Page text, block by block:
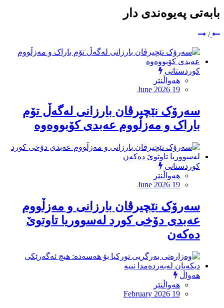
بابەتی پەیوەندی دار
/
کوردستانی
هەواڵنێر
June 2026 19
سەرۆک نێچیرڤان بارزانی له‌گه‌ڵ تۆم
باراک و مەزڵووم عەبدی کۆبووه‌وه‌
کوردستانی
هەواڵنێر
June 2026 19
سەرۆک نێچیرڤان بارزانی و مەزڵووم
عەبدی دۆخی کورد له‌سووریا تاوتوێ
ده‌که‌ن
هەواڵ
هەواڵنێر
February 2026 19